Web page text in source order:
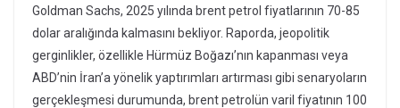
Goldman Sachs, 2025 yılında brent petrol fiyatlarının 70-85
dolar aralığında kalmasını bekliyor. Raporda, jeopolitik
gerginlikler, özellikle Hürmüz Boğazı’nın kapanması veya
ABD’nin İran’a yönelik yaptırımları artırması gibi senaryoların
gerçekleşmesi durumunda, brent petrolün varil fiyatının 100